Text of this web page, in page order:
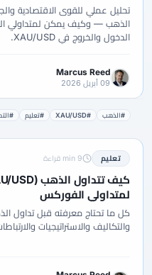
تحليل عملي للقوى الاقتصادية
الذهب — وكيف يمكن لمتداولي
الدخول والخروج في XAU/USD.
Marcus Reed
09 أبريل 2026
#الذهب #XAU/USD #تعليم
تعليم 9 min قراءة
لمتداولي الفوركس
كل ما تحتاج معرفته قبل
والتكاليف والاستراتيجيات